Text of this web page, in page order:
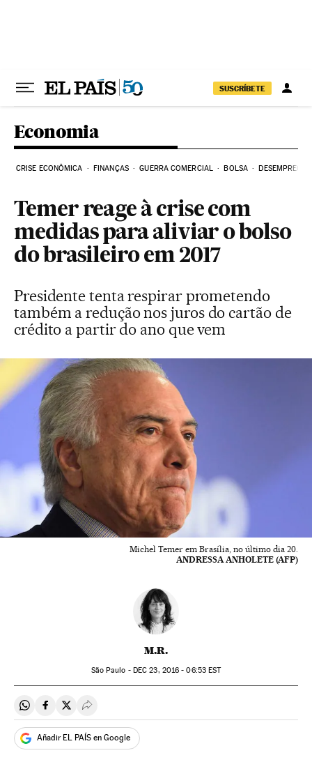
SUSCRÍBETE
Economia
CRISE ECONÔMICA FINANÇAS GUERRA COMERCIAL BOLSA DESEMPREGO
Temer reage à crise com
medidas para aliviar o bolso
do brasileiro em 2017
Presidente tenta respirar prometendo
também a redução nos juros do cartão de
crédito a partir do ano que vem
Michel Temer em Brasília, no último dia 20.
ANDRESSA ANHOLETE (AFP)
M.R.
São Paulo - DEC 23, 2016 - 06:53EST
Compartir en Whatsapp
Compartir en Facebook
Compartir en Twitter
Desplegar Redes Sociales
Añadir EL PAÍS en Google